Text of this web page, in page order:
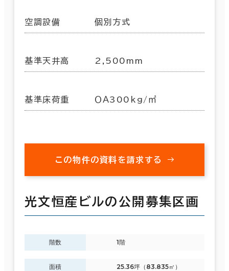
空調設備 個別方式
基準天井高 2,500mm
基準床荷重 ＯＡ300kg/㎡
この物件の資料を請求する
光文恒産ビルの公開募集区画
階数 1階
面積 25.36坪（83.835㎡）